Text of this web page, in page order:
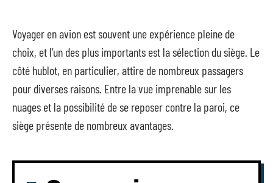
Voyager en avion est souvent une expérience pleine de
choix, et l’un des plus importants est la sélection du siège. Le
côté hublot, en particulier, attire de nombreux passagers
pour diverses raisons. Entre la vue imprenable sur les
nuages et la possibilité de se reposer contre la paroi, ce
siège présente de nombreux avantages.